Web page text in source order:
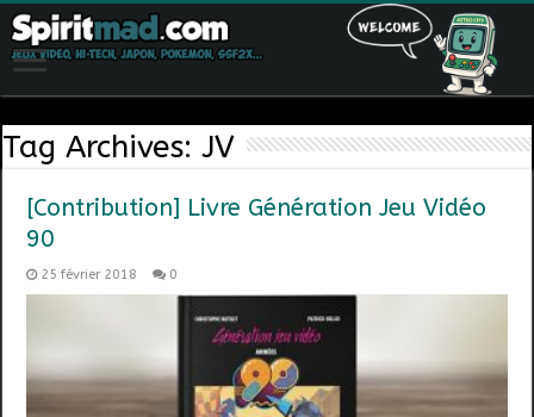
Tag Archives:JV
[Contribution] Livre Génération Jeu Vidéo
90
25 février 2018 0